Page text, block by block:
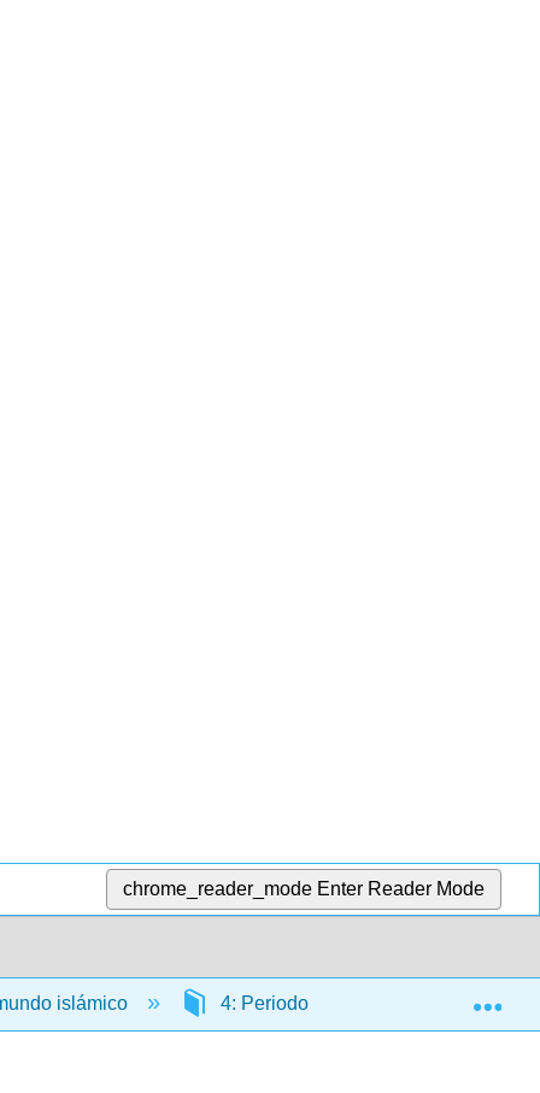
chrome_reader_mode Enter Reader Mode
islámico 4: Periodo posterior 4.13: